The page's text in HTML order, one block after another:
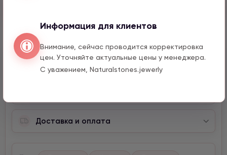
Информация для клиентов
Внимание, сейчас проводится корректировка
цен. Уточняйте актуальные цены у менеджера.
С уважением, Naturalstones.jewerly
Доставка и оплата